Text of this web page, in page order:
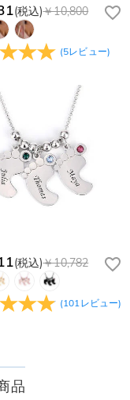
(税込)￥10,800
(5レビュー)
(税込)￥10,782
(101レビュー)
品